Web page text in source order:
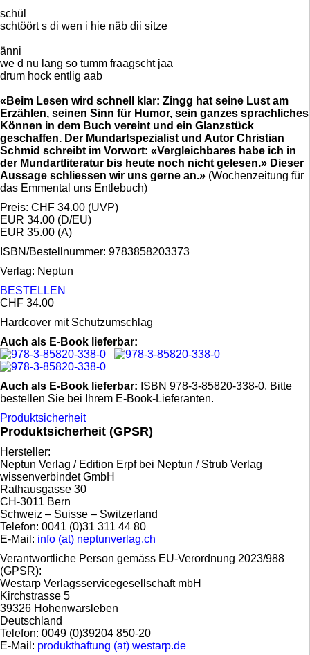
schül
schtöört s di wen i hie näb dii sitze
änni
we d nu lang so tumm fraagscht jaa
drum hock entlig aab
«Beim Lesen wird schnell klar: Zingg hat seine Lust am
Erzählen, seinen Sinn für Humor, sein ganzes sprachliches
Können in dem Buch vereint und ein Glanzstück
geschaffen. Der Mundartspezialist und Autor Christian
Schmid schreibt im Vorwort: «Vergleichbares habe ich in
der Mundartliteratur bis heute noch nicht gelesen.» Dieser
Aussage schliessen wir uns gerne an.» (Wochenzeitung für
das Emmental uns Entlebuch)
Preis: CHF 34.00 (UVP)
EUR 34.00 (D/EU)
EUR 35.00 (A)
ISBN/Bestellnummer: 9783858203373
Verlag: Neptun
BESTELLEN
CHF 34.00
Hardcover mit Schutzumschlag
Auch als E-Book lieferbar:
Auch als E-Book lieferbar: ISBN 978-3-85820-338-0. Bitte
bestellen Sie bei Ihrem E-Book-Lieferanten.
Produktsicherheit
Produktsicherheit (GPSR)
Hersteller:
Neptun Verlag / Edition Erpf bei Neptun / Strub Verlag
wissenverbindet GmbH
Rathausgasse 30
CH-3011 Bern
Schweiz – Suisse – Switzerland
Telefon: 0041 (0)31 311 44 80
E-Mail: info (at) neptunverlag.ch
Verantwortliche Person gemäss EU-Verordnung 2023/988
(GPSR):
Westarp Verlagsservicegesellschaft mbH
Kirchstrasse 5
39326 Hohenwarsleben
Deutschland
Telefon: 0049 (0)39204 850-20
E-Mail: produkthaftung (at) westarp.de